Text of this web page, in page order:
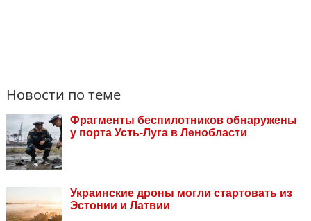
Новости по теме
Фрагменты беспилотников обнаружены
у порта Усть-Луга в Ленобласти
Украинские дроны могли стартовать из
Эстонии и Латвии